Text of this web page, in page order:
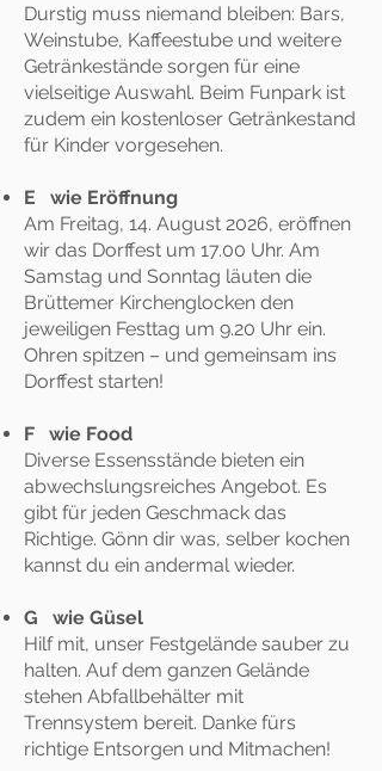
Durstig muss niemand bleiben: Bars,
Weinstube, Kaffeestube und weitere
Getränkestände sorgen für eine
vielseitige Auswahl. Beim Funpark ist
zudem ein kostenloser Getränkestand
für Kinder vorgesehen.
E wie Eröffnung
Am Freitag, 14. August 2026, eröffnen
wir das Dorffest um 17.00 Uhr. Am
Samstag und Sonntag läuten die
Brüttemer Kirchenglocken den
jeweiligen Festtag um 9.20 Uhr ein.
Ohren spitzen – und gemeinsam ins
Dorffest starten!
F wie Food
Diverse Essensstände bieten ein
abwechslungsreiches Angebot. Es
gibt für jeden Geschmack das
Richtige. Gönn dir was, selber kochen
kannst du ein andermal wieder.
G wie Güsel
Hilf mit, unser Festgelände sauber zu
halten. Auf dem ganzen Gelände
stehen Abfallbehälter mit
Trennsystem bereit. Danke fürs
richtige Entsorgen und Mitmachen!